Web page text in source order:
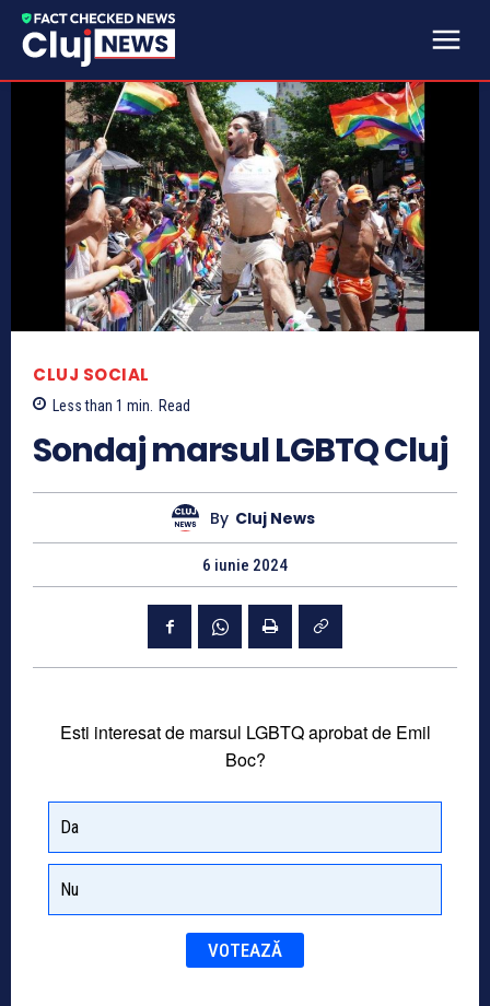
CLUJ SOCIAL
Less than 1 min. Read
Sondaj marsul LGBTQ Cluj
By Cluj News
6 iunie 2024
Esti interesat de marsul LGBTQ aprobat de Emil
Boc?
Da
Nu